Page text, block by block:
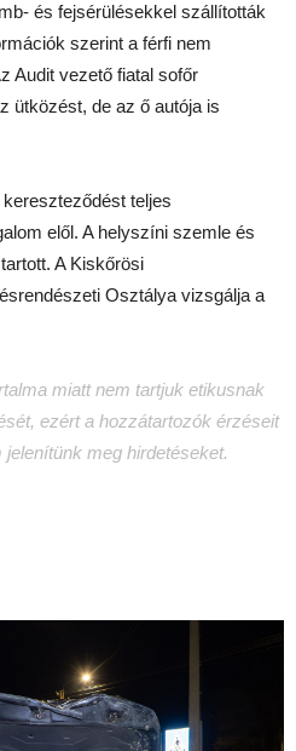
és fejsérülésekkel szállították
szerint a férfi nem
Audit vezető fiatal sofőr
ütközést, de az ő autója is
teljes
elől. A helyszíni szemle és
A Kiskőrösi
Osztálya vizsgálja a
miatt nem tartjuk etikusnak
ezért a hozzátartozók érzéseit
meg hirdetéseket.